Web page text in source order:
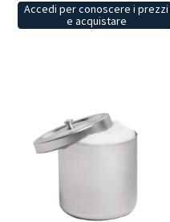
Accedi per conoscere i prezzi
e acquistare